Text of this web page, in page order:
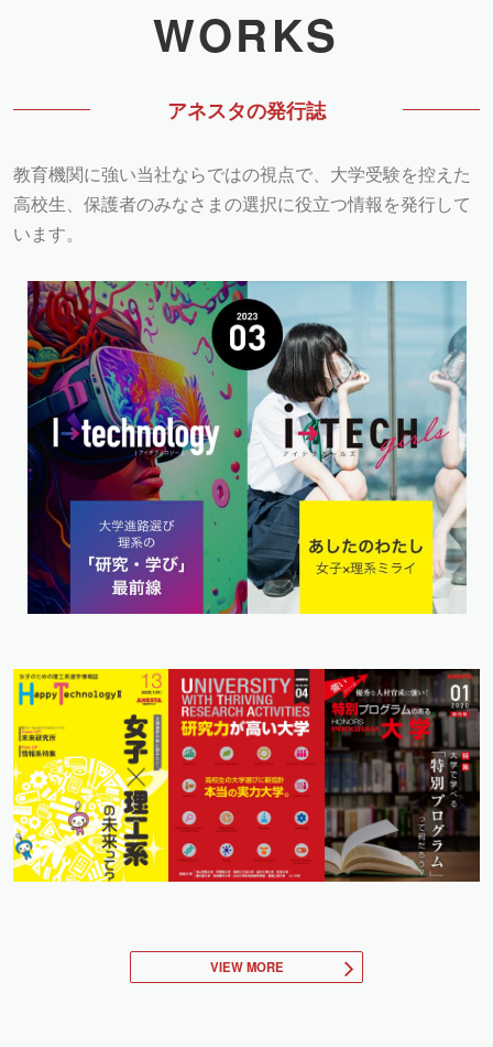
WORKS
アネスタの発行誌
教育機関に強い当社ならではの視点で、 大学受験を控えた
高校生、保護者のみなさまの選択に役立つ情報を発行して
います。
VIEW MORE